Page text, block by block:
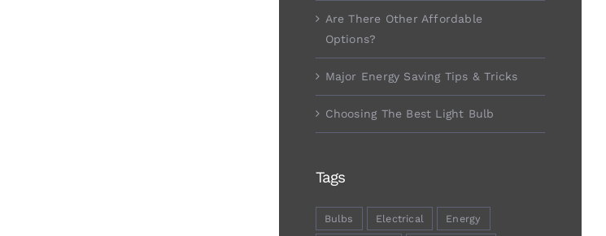
Are There Other Affordable
Options?
Major Energy Saving Tips & Tricks
Choosing The Best Light Bulb
Tags
Bulbs Electrical Energy